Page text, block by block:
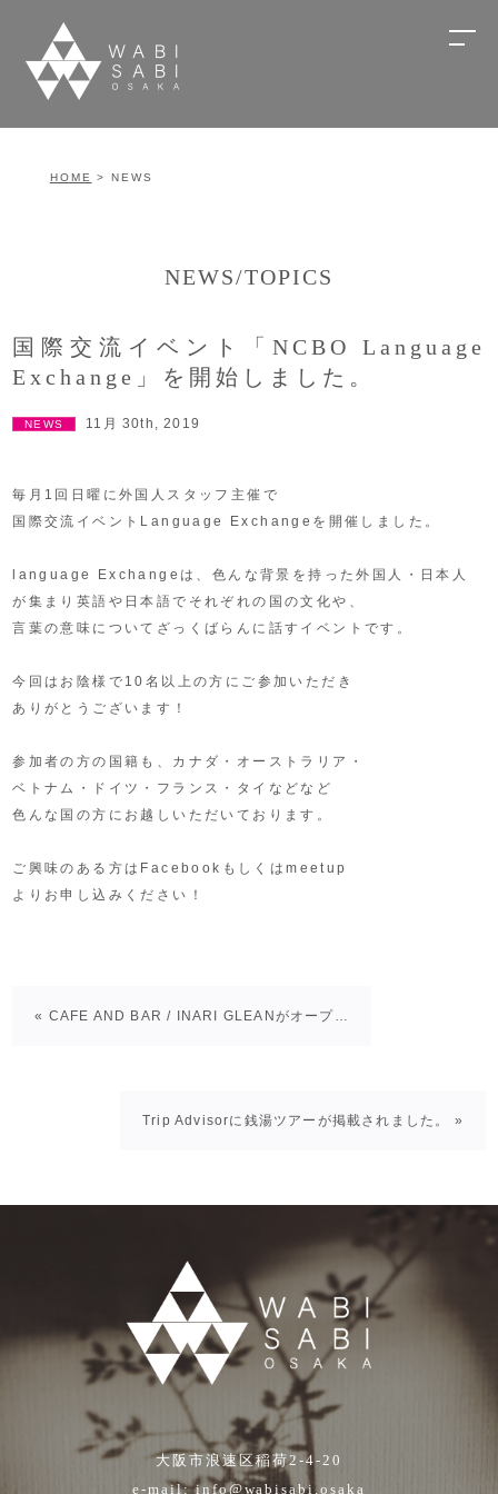
HOME > NEWS
NEWS/TOPICS
国際交流イベント「NCBO Language
Exchange」を開始しました。
NEWS 11月 30th, 2019
毎月1回日曜に外国人スタッフ主催で
国際交流イベントLanguage Exchangeを開催しました。
language Exchangeは、色んな背景を持った外国人・日本人
が集まり英語や日本語でそれぞれの国の文化や、
言葉の意味についてざっくばらんに話すイベントです。
今回はお陰様で10名以上の方にご参加いただき
ありがとうございます！
参加者の方の国籍も、カナダ・オーストラリア・
ベトナム・ドイツ・フランス・タイなどなど
色んな国の方にお越しいただいております。
ご興味のある方はFacebookもしくはmeetup
よりお申し込みください！
« CAFE AND BAR / INARI GLEANがオープ…
Trip Advisorに銭湯ツアーが掲載されました。 »
大阪市浪速区稲荷2-4-20
e-mail:info@wabisabi.osaka